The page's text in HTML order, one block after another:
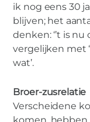
ik nog eens 30
blijven; het
denken: ‘’t is
vergelijken met
wat’.
Broer-zusrelatie
Verscheidene